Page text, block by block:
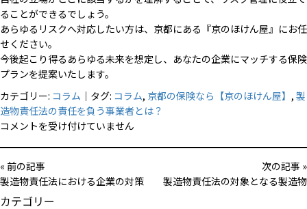
ることができるでしょう。
あらゆるリスクへ対応したい方は、京都にある『京のほけん屋』にお任
せください。
今後起こり得るあらゆる未来を想定し、あなたの企業にマッチする保険
プランを提案いたします。
カテゴリー: コラム ｜タグ: コラム, 京都の保険なら【京のほけん屋】 , 製
造物責任法の責任を負う事業者とは？
製
責
任
法
コメントを受け付けていません
« 前の記事
製造物責任法における企業の対策
次の記事 »
製造物責任法の対象となる製造物
カテゴリー